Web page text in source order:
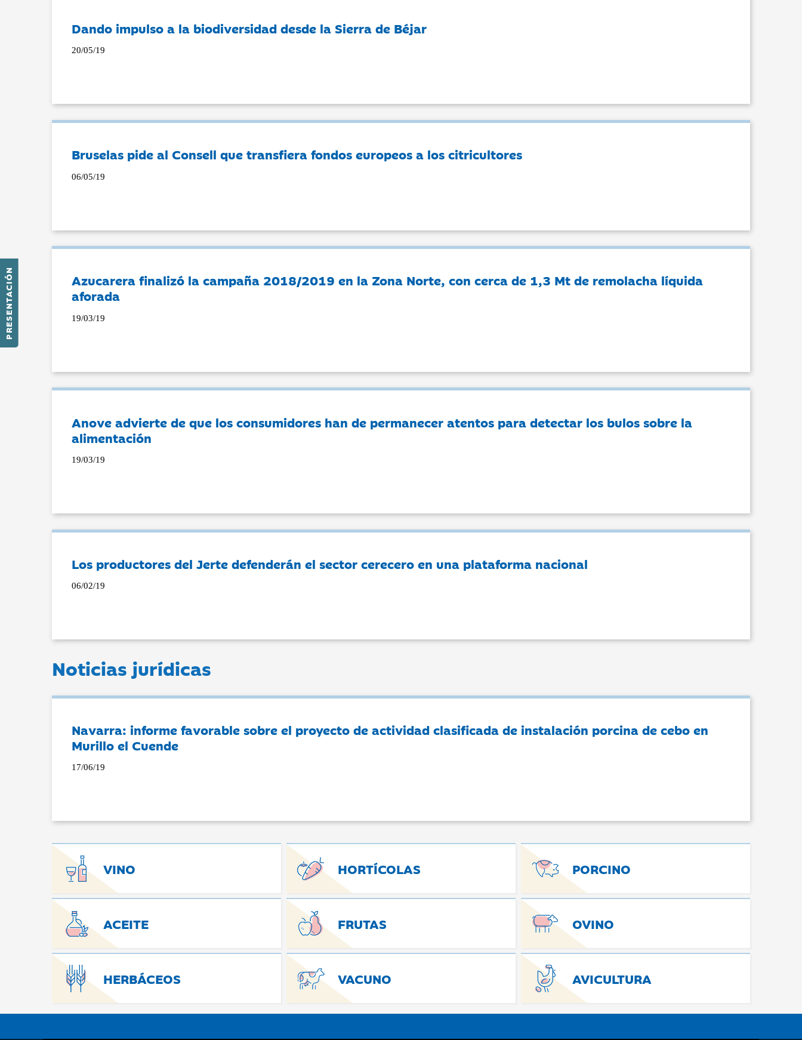
PRESENTACIÓN
Dando impulso a la biodiversidad desde la Sierra de Béjar
20/05/19
Bruselas pide al Consell que transfiera fondos europeos a los citricultores
06/05/19
Azucarera finalizó la campaña 2018/2019 en la Zona Norte, con cerca de 1,3 Mt de remolacha líquida
aforada
19/03/19
Anove advierte de que los consumidores han de permanecer atentos para detectar los bulos sobre la
alimentación
19/03/19
Los productores del Jerte defenderán el sector cerecero en una plataforma nacional
06/02/19
Noticias jurídicas
Navarra: informe favorable sobre el proyecto de actividad clasificada de instalación porcina de cebo en
Murillo el Cuende
17/06/19
VINO HORTÍCOLAS PORCINO
ACEITE FRUTAS OVINO
HERBÁCEOS VACUNO AVICULTURA